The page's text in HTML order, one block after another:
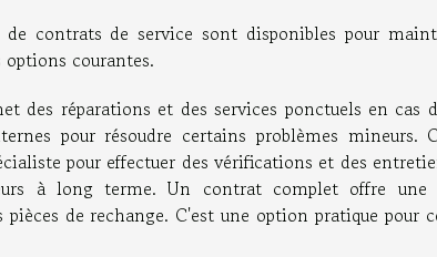
de contrats de service sont disponibles pour
options courantes.
des réparations et des services ponctuels en cas
pour résoudre certains problèmes
pour effectuer des vérifications et des
à long terme. Un contrat complet offre une
de rechange. C'est une option pratique pour